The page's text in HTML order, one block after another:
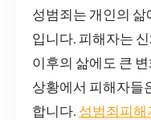
성범죄는 개인의 삶
입니다. 피해자는
이후의 삶에도 큰
상황에서 피해자들
합니다. 성범죄피해